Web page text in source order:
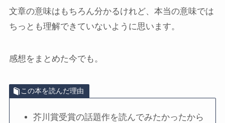
文章の意味はもちろん分かるけれど、本当の意味では
ちっとも理解できていないように思います。
感想をまとめた今でも。
この本を読んだ理由
芥川賞受賞の話題作を読んでみたかったから